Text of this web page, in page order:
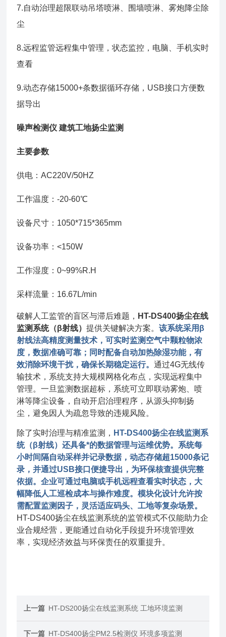
7.自动治理超限联动吊塔喷淋、围墙喷淋、雾炮降尘除
尘
8.远程监管远程集中管理，状态监控，电脑、手机实时
查看
9.动态存储15000+条数据循环存储，USB接口方便数
据导出
噪声检测仪 建筑工地扬尘监测
主要参数
供电：AC220V/50HZ
工作温度：-20-60℃
设备尺寸：1050*715*365mm
设备功率：<150W
工作湿度：0~99%R.H
采样流量：16.67L/min
破解人工监管的盲区与滞后难题， HT-DS400扬尘在线
监测系统（β射线）提供关键解决方案。该系统采用β
射线法高精度测量技术，可实时监测空气中颗粒物浓
度，数据准确可靠；同时配备自动加热除湿功能，有
效消除环境干扰，确保长期稳定运行。通过4G无线传
输技术，系统支持大规模网格化布点，实现远程集中
管理。一旦监测数据超标，系统可立即联动雾炮、喷
淋等降尘设备，自动开启治理程序，从源头抑制扬
尘，避免因人为疏忽导致的违规风险。
除了实时治理与精准监测， HT-DS400扬尘在线监测系
统（β射线）还具备*的数据管理与运维优势。系统每
小时间隔自动采样并记录数据，动态存储超15000条记
录，并通过USB接口便捷导出，为环保核查提供完整
依据。企业可通过电脑或手机远程查看实时状态，大
幅降低人工巡检成本与操作难度。模块化设计允许按
需配置监测因子，灵活适应码头、工地等复杂场景。
HT-DS400扬尘在线监测系统的监管模式不仅能助力企
业合规经营，更能通过自动化手段提升环境管理效
率，实现经济效益与环保责任的双重提升。
上一篇 HT-DS200扬尘在线监测系统 工地环境监测
下一篇 HT-DS400扬尘PM2.5检测仪 环境多项监测